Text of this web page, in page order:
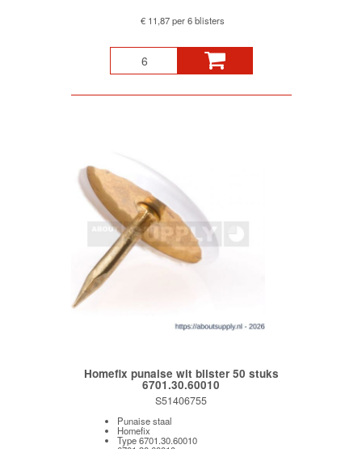
€ 11,87 per 6 blisters
Homefix punaise wit blister 50 stuks
6701.30.60010
S51406755
Punaise staal
Homefix
Type 6701.30.60010